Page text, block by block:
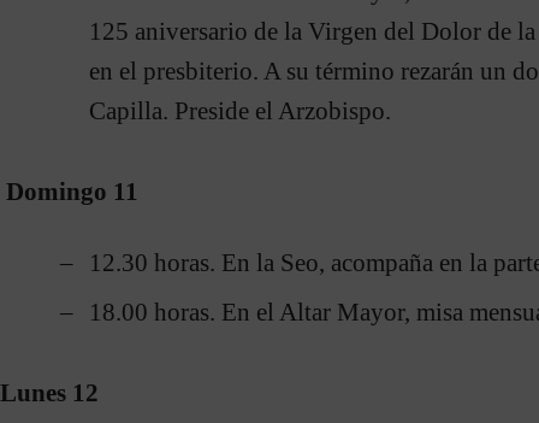
125 aniversario de la Virgen del Dolor de
en el presbiterio. A su término rezarán un
Capilla. Preside el Arzobispo.
Domingo 11
12.30 horas. En la Seo, acompaña en la
18.00 horas. En el Altar Mayor, misa
Lunes 12